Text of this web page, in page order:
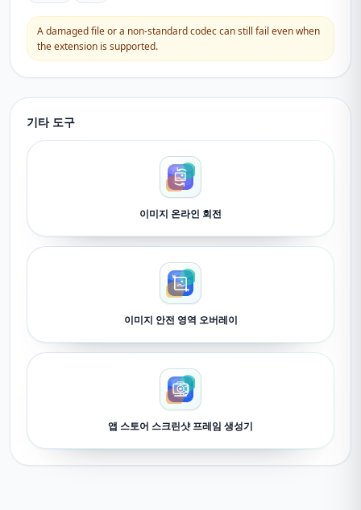
A damaged file or a non-standard codec can still fail even when
the extension is supported.
기타 도구
이미지 온라인 회전
이미지 안전 영역 오버레이
앱 스토어 스크린샷 프레임 생성기